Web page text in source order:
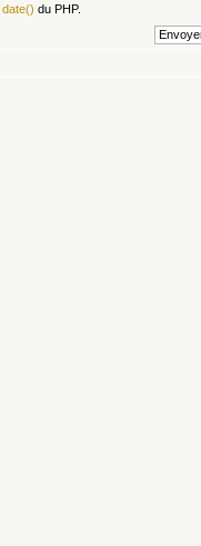
date() du PHP.